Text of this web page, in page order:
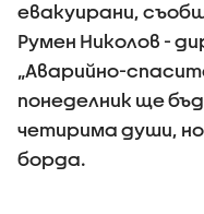
евакуирани,
Румен Николов -
„Аварийно-
понеделник ще
четирима души,
борда.